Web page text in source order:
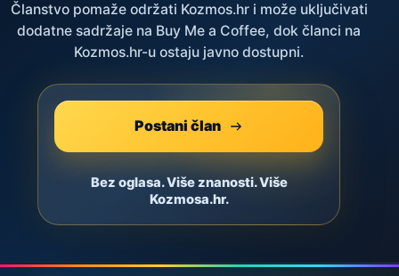
Članstvo pomaže održati Kozmos.hr i može uključivati
dodatne sadržaje na Buy Me a Coffee, dok članci na
Kozmos.hr-u ostaju javno dostupni.
Postani član
Bez oglasa. Više znanosti. Više
Kozmosa.hr.